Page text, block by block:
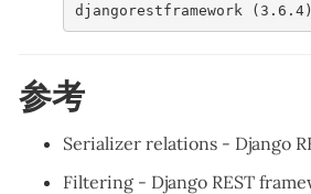
djangorestframework (3.6.4)
参考
Serializer relations - Django
Filtering - Django REST